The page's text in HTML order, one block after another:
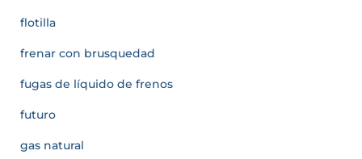
flotilla
frenar con brusquedad
fugas de líquido de frenos
futuro
gas natural